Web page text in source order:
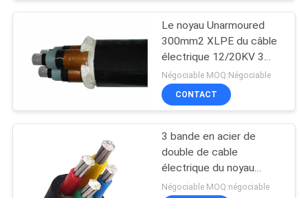
Le noyau Unarmoured
300mm2 XLPE du câble
électrique 12/20KV 3
d'AL/XLPE/PVC a isolé le
câble électrique de cable
électrique
Négociable MOQ:Négociable
CONTACT
3 bande en acier de
double de cable
électrique du noyau
185mm2 Xlpe blindée
Négociable MOQ:négociable